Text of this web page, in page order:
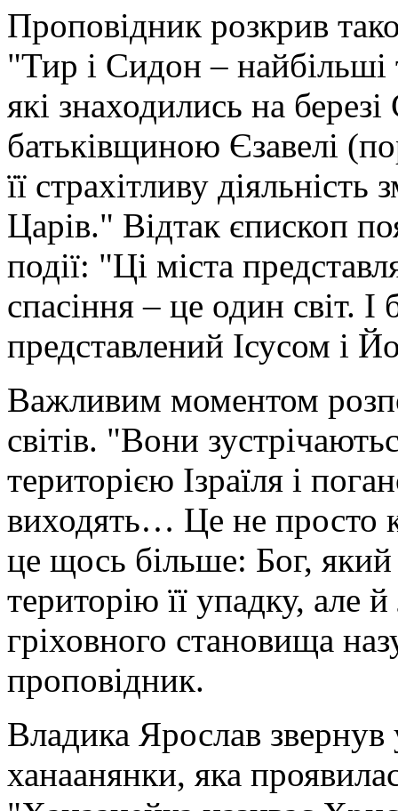
Проповідник розкрив
"Тир і Сидон – найбільші
які знаходились на
батьківщиною Єзавелі
її страхітливу
Царів." Відтак єпископ
події: "Ці міста
спасіння – це один світ. І
представлений Ісусом і
Важливим моментом
світів. "Вони
територією Ізраїля і
виходять… Це не просто
це щось більше: Бог,
територію її упадку, але
гріховного становища
проповідник.
Владика Ярослав звернув
ханаанянки, яка